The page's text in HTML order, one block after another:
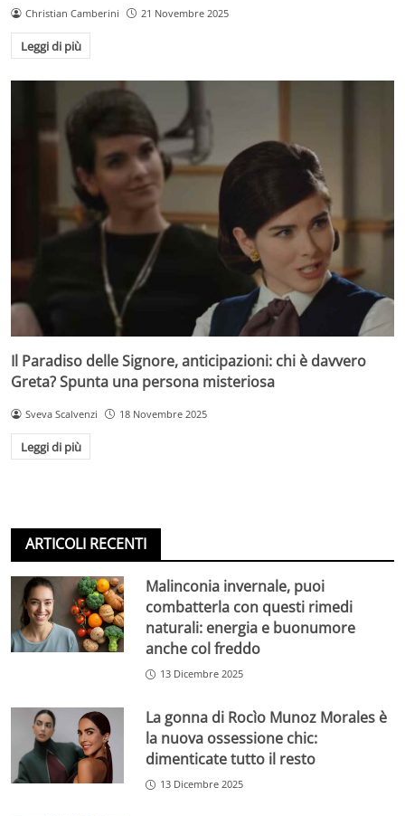
Christian Camberini 21 Novembre 2025
Leggi di più
Il Paradiso delle Signore, anticipazioni: chi è davvero
Greta? Spunta una persona misteriosa
Sveva Scalvenzi 18 Novembre 2025
Leggi di più
ARTICOLI RECENTI
Malinconia invernale, puoi
combatterla con questi rimedi
naturali: energia e buonumore
anche col freddo
13 Dicembre 2025
La gonna di Rocìo Munoz Morales è
la nuova ossessione chic:
dimenticate tutto il resto
13 Dicembre 2025